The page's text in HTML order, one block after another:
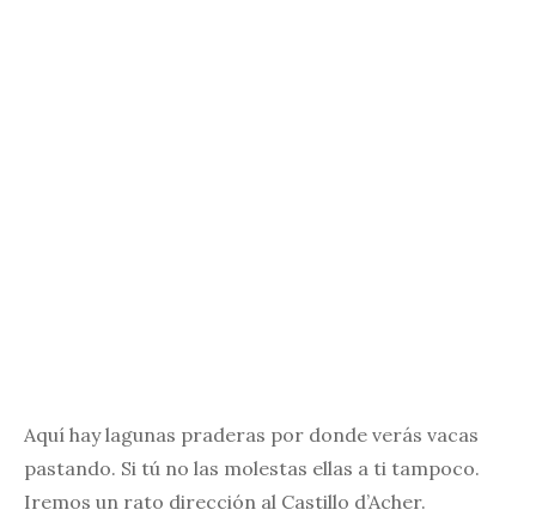
Aquí hay lagunas praderas por donde verás vacas
pastando. Si tú no las molestas ellas a ti tampoco.
Iremos un rato dirección al Castillo d’Acher.